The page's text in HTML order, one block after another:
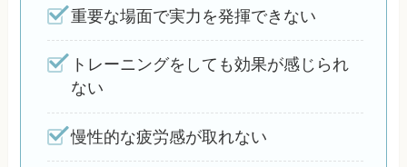
重要な場面で実力を発揮できない
トレーニングをしても効果が感じられ
ない
慢性的な疲労感が取れない